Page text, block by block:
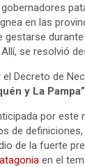
en las
gestarse
Allí, se resolvió
Decreto de
y La
por
de
de la fuerte
en el